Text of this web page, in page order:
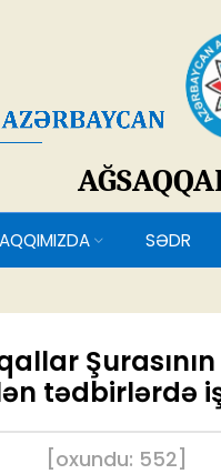
HAQQIMIZDA SƏDR
tədbirlərdə
[oxundu: 552]